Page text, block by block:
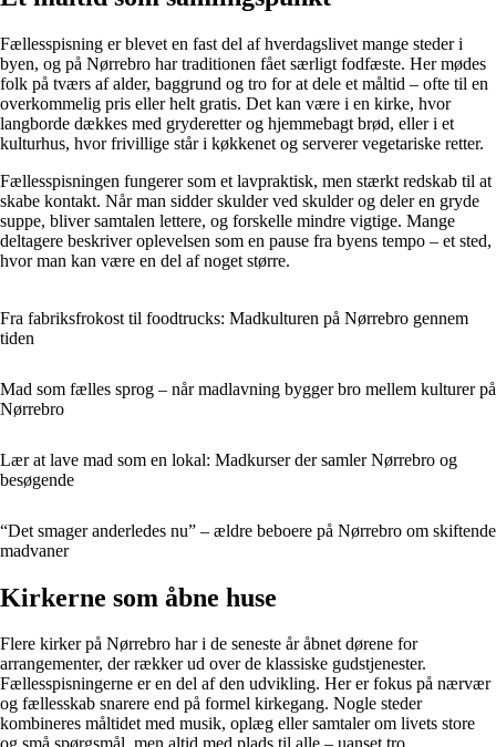
Fællesspisning er blevet en fast del af hverdagslivet mange steder i
byen, og på Nørrebro har traditionen fået særligt fodfæste. Her mødes
folk på tværs af alder, baggrund og tro for at dele et måltid – ofte til en
overkommelig pris eller helt gratis. Det kan være i en kirke, hvor
langborde dækkes med gryderetter og hjemmebagt brød, eller i et
kulturhus, hvor frivillige står i køkkenet og serverer vegetariske retter.
Fællesspisningen fungerer som et lavpraktisk, men stærkt redskab til at
skabe kontakt. Når man sidder skulder ved skulder og deler en gryde
suppe, bliver samtalen lettere, og forskelle mindre vigtige. Mange
deltagere beskriver oplevelsen som en pause fra byens tempo – et sted,
hvor man kan være en del af noget større.
Fra fabriksfrokost til foodtrucks: Madkulturen på Nørrebro gennem
tiden
Mad som fælles sprog – når madlavning bygger bro mellem kulturer på
Nørrebro
Lær at lave mad som en lokal: Madkurser der samler Nørrebro og
besøgende
“Det smager anderledes nu” – ældre beboere på Nørrebro om skiftende
madvaner
Kirkerne som åbne huse
Flere kirker på Nørrebro har i de seneste år åbnet dørene for
arrangementer, der rækker ud over de klassiske gudstjenester.
Fællesspisningerne er en del af den udvikling. Her er fokus på nærvær
og fællesskab snarere end på formel kirkegang. Nogle steder
kombineres måltidet med musik, oplæg eller samtaler om livets store